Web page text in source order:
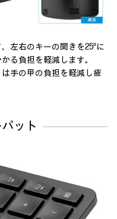
左右のキーの開きを25°に
る負担を軽減します。
手の甲の負担を軽減し疲
ット